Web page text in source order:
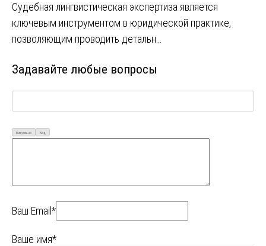
Судебная лингвистическая экспертиза является
ключевым инструментом в юридической практике,
позволяющим проводить детальн…
Задавайте любые вопросы
Визуально Код
Ваш Email*
Ваше имя*